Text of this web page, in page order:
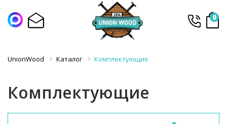
0
UnionWood Каталог Комплектующие
Комплектующие